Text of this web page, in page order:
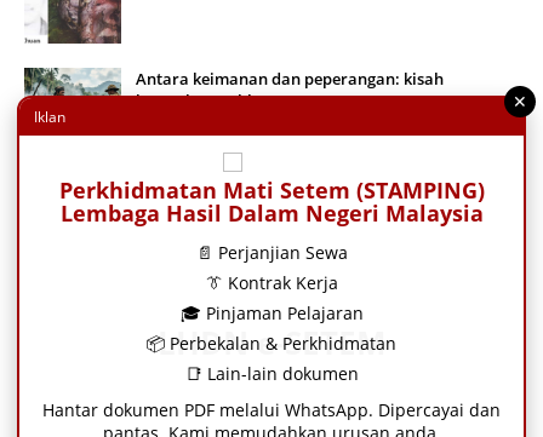
Antara keimanan dan peperangan: kisah
keteguhan pahlawan Moro
Astrolab Empayar Mughal: Bukti keunggulan sains,
astronomi dan kejuruteraan Islam abad Ke-17
Inilah surat perjanjian yang dikhianati oleh Ratu
Esabella
✕
Iklan
LHDN e-SETEM
Perkhidmatan Mati Setem (STAMPING)
Lembaga Hasil Dalam Negeri Malaysia
📄 Perjanjian Sewa
👔 Kontrak Kerja
🎓 Pinjaman Pelajaran
📦 Perbekalan & Perkhidmatan
📑 Lain-lain dokumen
Hantar dokumen PDF melalui WhatsApp. Dipercayai dan